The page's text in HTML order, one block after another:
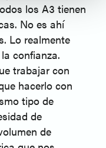
los A3 tienen
No es ahí
Lo realmente
confianza.
trabajar con
hacerlo con
tipo de
de
de